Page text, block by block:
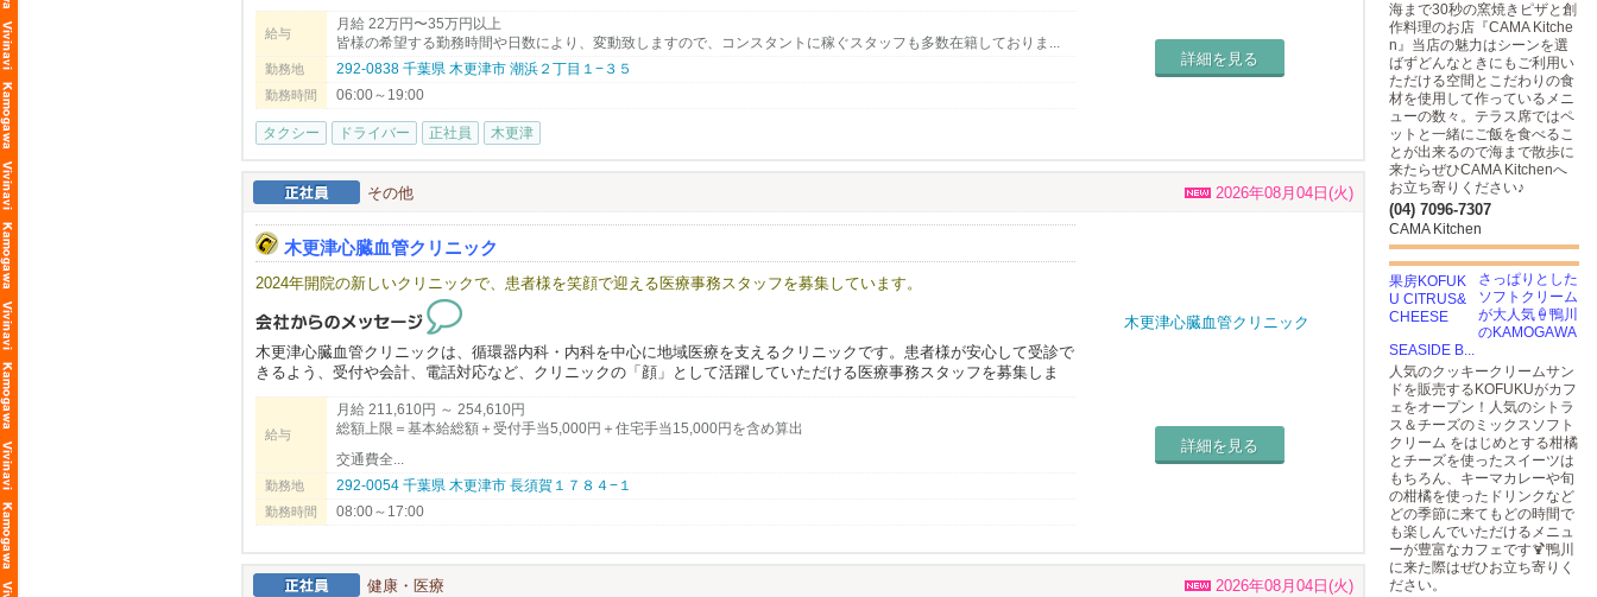
ライフスタイルに合わせた勤務が可能です。随時、説明会も開催中。一日の流れや休みの取り方などさまざまなタクシ
ーの本当の姿をお伝えします！
男性・女性・未経験者でも大丈夫です。
2種免許取得費用は全額会社で負担し、教習期間にも手当を支給します。
入社祝金などの給与保障制度も充実しています。
働く上で、不安に思うことに「道がわからない」や「お客様の対応がわからない」などがありますが
一人ひとりに合った研修を行っております。
【会社説明会のおしらせ】
会社説明会は木更津・袖ケ浦・館山等でも随時開催中！ ※公民館のご都合により中止になる可能性がございます。
スケジュールはこちらからご確認いただけます。詳しくはご覧ください。
https://www.keiseitaxi.jp/kazusa/session_schedule/
給与
月給 22万円〜35万円以上
皆様の希望する勤務時間や日数により、変動致しますので、コンスタントに稼ぐスタッフも多数在籍しておりま...
勤務地 292-0838 千葉県 木更津市 潮浜２丁目１−３５
勤務時間 06:00～19:00
詳細を見る
タクシー ドライバー 正社員 木更津
その他 2026年08月04日(火)
木更津心臓血管クリニック
2024年開院の新しいクリニックで、患者様を笑顔で迎える医療事務スタッフを募集しています。
木更津心臓血管クリニックは、循環器内科・内科を中心に地域医療を支えるクリニックです。患者様が安心して受診で
きるよう、受付や会計、電話対応など、クリニックの「顔」として活躍していただける医療事務スタッフを募集しま
💡 未経験・無資格でも安心！
パソコンの基本入力スキルがあれば、医療業界が初めての方や資格をお持ちでない方も応募可能です。先輩スタッフが
丁寧にサポートしてくれます。
🎯 こんな人におすすめ！
・木更津市周辺で、車通勤ができる安定した正社員求人を探している方
給与
月給 211,610円 ～ 254,610円
総額上限＝基本給総額＋受付手当5,000円＋住宅手当15,000円を含め算出
交通費全...
勤務地 292-0054 千葉県 木更津市 長須賀１７８４−１
勤務時間 08:00～17:00
詳細を見る
健康・医療 2026年08月04日(火)
海まで30秒の窯焼きピザと​創
作料理のお店『CAMA Kitche
n』当店の魅力はシーンを選
ばずどんなときにもご利用い
ただける空間とこだわりの食
材を使用して作っているメニ
ューの数々。テラス席ではペ
ットと一緒にご飯を食べるこ
とが出来るので海まで散歩に
来たらぜひCAMA Kitchenへ
お立ち寄りください♪
(04) 7096-7307
CAMA Kitchen
さっぱりとした
ソフトクリーム
が大人気🍦鴨川
のKAMOGAWA
SEASIDE B...
人気のクッキークリームサン
ドを販売するKOFUKUがカフ
ェをオープン！人気のシトラ
ス＆チーズのミックスソフト
クリーム をはじめとする柑橘
とチーズを使ったスイーツは
もちろん、キーマカレーや旬
の柑橘を使ったドリンクなど
どの季節に来てもどの時間で
も楽しんでいただけるメニュ
ーが豊富なカフェです🍹鴨川
に来た際はぜひお立ち寄りく
ださい。